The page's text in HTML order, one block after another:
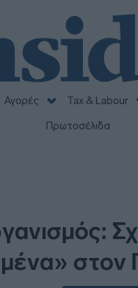
Αγορές Tax & Labour
Πρωτοσέλιδα
στον